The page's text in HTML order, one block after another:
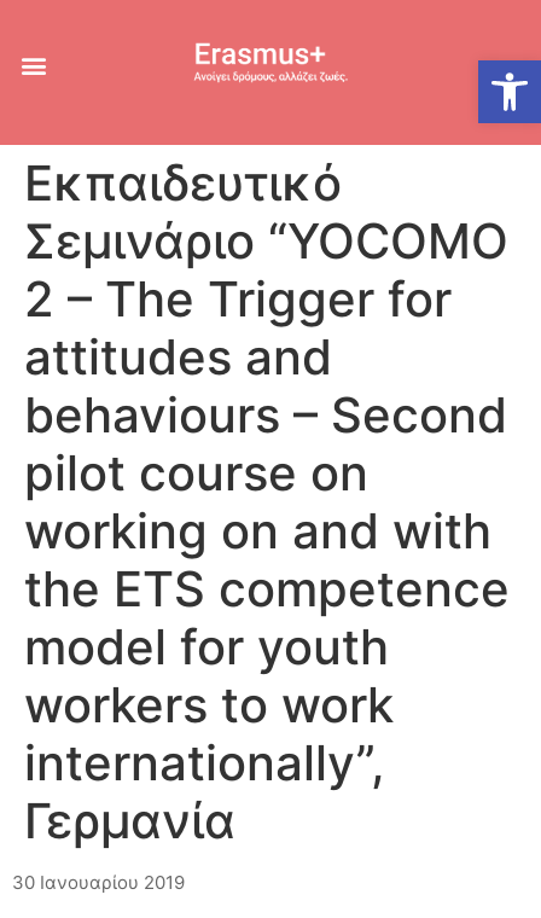
Εκπαιδευτικό
Σεμινάριο “YOCOMO
2 – The Trigger for
attitudes and
behaviours – Second
pilot course on
working on and with
the ETS competence
model for youth
workers to work
internationally”,
Γερμανία
30 Ιανουαρίου 2019